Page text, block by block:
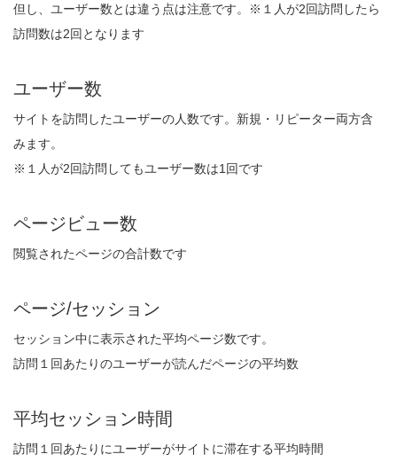
但し、ユーザー数とは違う点は注意です。※１人が2回訪問したら
訪問数は2回となります
ユーザー数
サイトを訪問したユーザーの人数です。新規・リピーター両方含
みます。
※１人が2回訪問してもユーザー数は1回です
ページビュー数
閲覧されたページの合計数です
ページ/セッション
セッション中に表示された平均ページ数です。
訪問１回あたりのユーザーが読んだページの平均数
平均セッション時間
訪問１回あたりにユーザーがサイトに滞在する平均時間